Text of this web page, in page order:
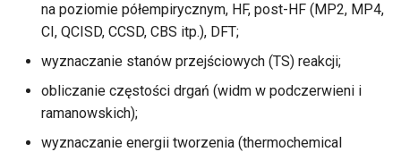
na poziomie półempirycznym, HF, post-HF (MP2, MP4,
CI, QCISD, CCSD, CBS itp.), DFT;
wyznaczanie stanów przejściowych (TS) reakcji;
obliczanie częstości drgań (widm w podczerwieni i
ramanowskich);
wyznaczanie energii tworzenia (thermochemical